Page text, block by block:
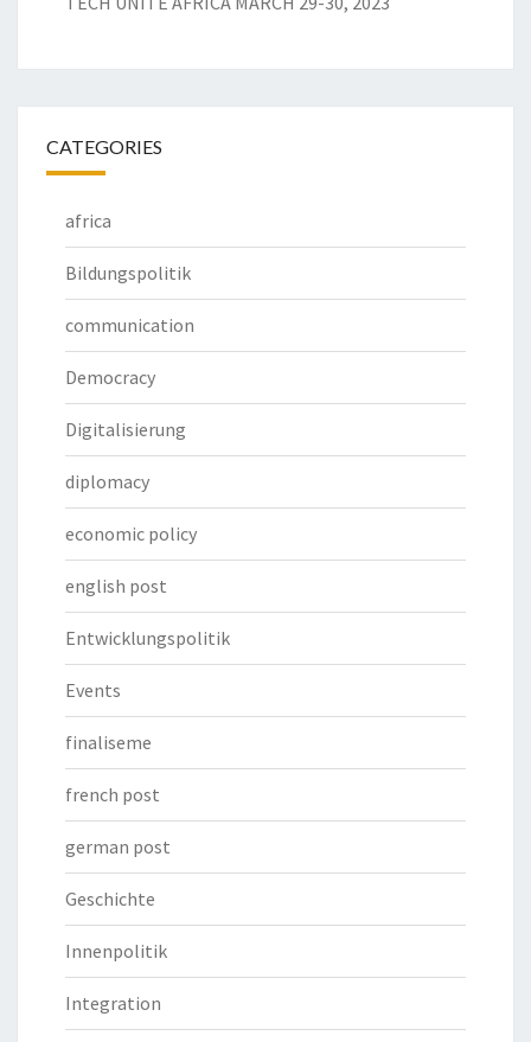
CATEGORIES
africa
Bildungspolitik
communication
Democracy
Digitalisierung
diplomacy
economic policy
english post
Entwicklungspolitik
Events
finaliseme
french post
german post
Geschichte
Innenpolitik
Integration